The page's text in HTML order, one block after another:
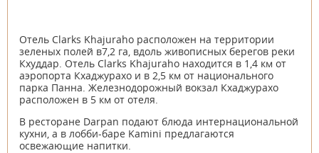
Отель Clarks Khajuraho расположен на территории
зеленых полей в7,2 га, вдоль живописных берегов реки
Кхуддар. Отель Clarks Khajuraho находится в 1,4 км от
аэропорта Кхаджурахо и в 2,5 км от национального
парка Панна. Железнодорожный вокзал Кхаджурахо
расположен в 5 км от отеля.
В ресторане Darpan подают блюда интернациональной
кухни, а в лобби-баре Kamini предлагаются
освежающие напитки.